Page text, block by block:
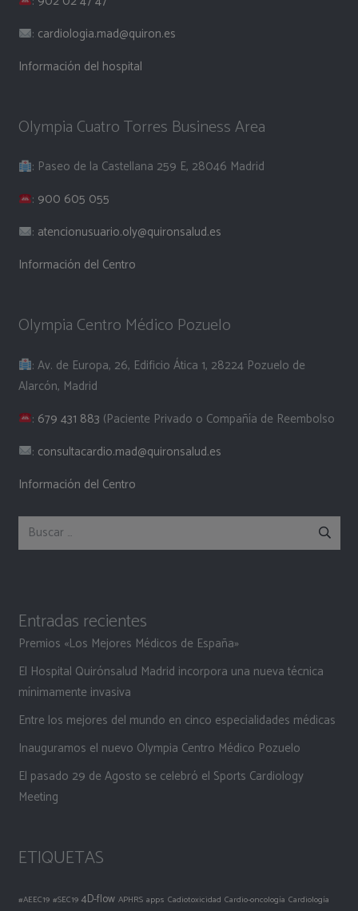
: cardiologia.mad@quiron.es
Información del hospital
Olympia Cuatro Torres Business Area
: Paseo de la Castellana 259 E, 28046 Madrid
: 900 605 055
: atencionusuario.oly@quironsalud.es
Información del Centro
Olympia Centro Médico Pozuelo
: Av. de Europa, 26, Edificio Ática 1, 28224 Pozuelo de
Alarcón, Madrid
: 679 431 883 (Paciente Privado o Compañía de Reembolso
: consultacardio.mad@quironsalud.es
Información del Centro
Buscar:
Entradas recientes
Premios «Los Mejores Médicos de España»
El Hospital Quirónsalud Madrid incorpora una nueva técnica
mínimamente invasiva
Entre los mejores del mundo en cinco especialidades médicas
Inauguramos el nuevo Olympia Centro Médico Pozuelo
El pasado 29 de Agosto se celebró el Sports Cardiology
Meeting
ETIQUETAS
#AEEC19 #SEC19 4D-flow APHRS apps Cadiotoxicidad Cardio-oncología Cardiología